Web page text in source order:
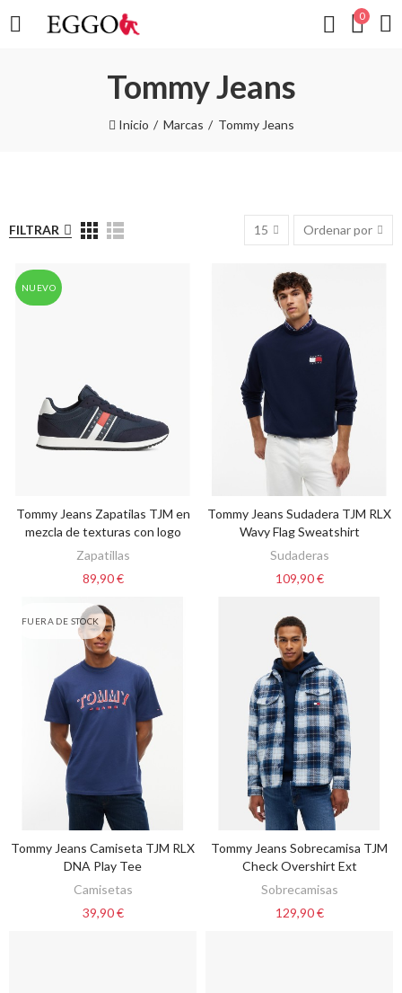
0
Tommy Jeans
Inicio Marcas Tommy Jeans
FILTRAR 15 Ordenar por
NUEVO
VER OPCIONES
Tommy Jeans Zapatilas TJM en
mezcla de texturas con logo
Zapatillas
89,90 €
VER OPCIONES
Tommy Jeans Sudadera TJM RLX
Wavy Flag Sweatshirt
Sudaderas
109,90 €
FUERA DE STOCK
VER OPCIONES
Tommy Jeans Camiseta TJM RLX
DNA Play Tee
Camisetas
39,90 €
VER OPCIONES
Tommy Jeans Sobrecamisa TJM
Check Overshirt Ext
Sobrecamisas
129,90 €